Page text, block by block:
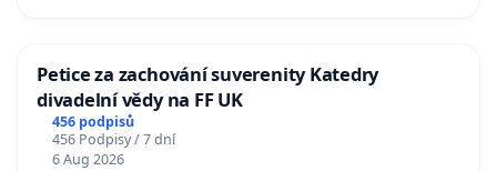
Petice za zachování suverenity Katedry
divadelní vědy na FF UK
456 podpisů
456 Podpisy / 7 dní
6 Aug 2026